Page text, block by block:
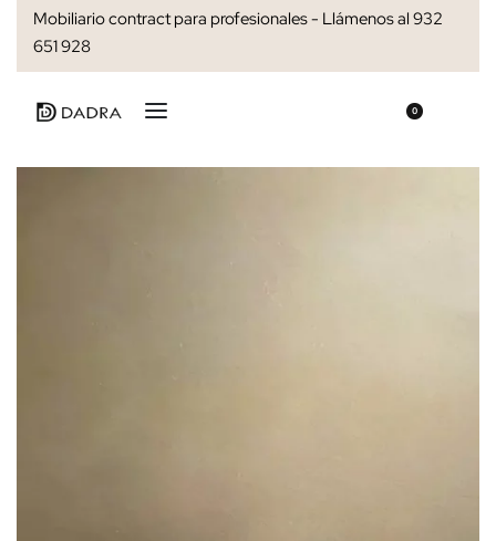
Mobiliario contract para profesionales - Llámenos al 932
651 928
0